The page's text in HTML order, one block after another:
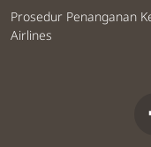
Prosedur Penanganan
Airlines